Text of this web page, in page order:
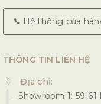
Hệ thống cửa
THÔNG TIN LIÊN HỆ
Địa chỉ:
- Showroom 1: 59-